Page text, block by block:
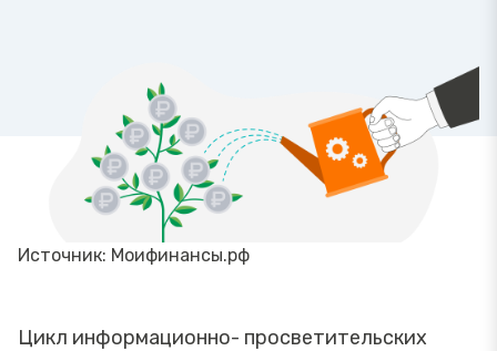
Источник: Моифинансы.рф
Цикл информационно- просветительских